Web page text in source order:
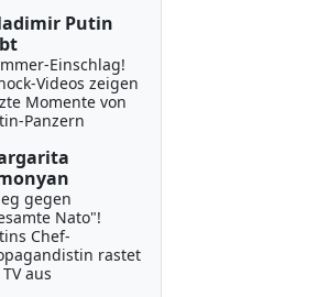
Putin
Einschlag!
Videos zeigen
Momente von
Panzern
gegen
Nato"!
Chef-
rastet
aus